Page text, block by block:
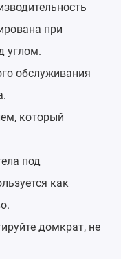
при
углом.
обслуживания
который
под
как
домкрат, не